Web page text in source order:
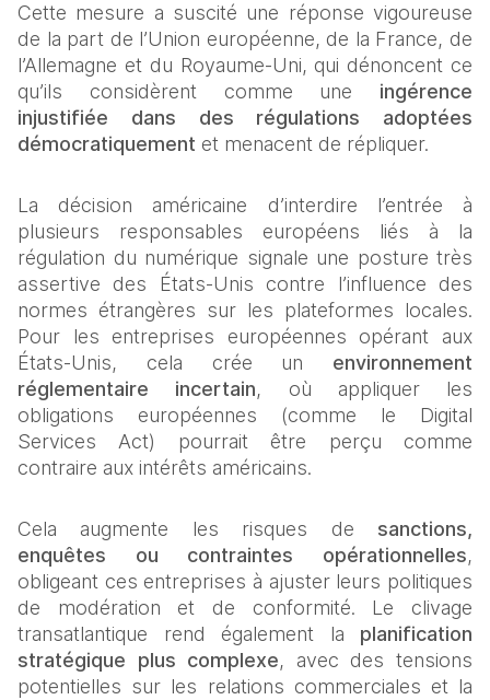
Cette mesure a suscité une réponse vigoureuse
de la part de l’Union européenne, de la France, de
l’Allemagne et du Royaume‑Uni, qui dénoncent ce
qu’ils considèrent comme une ingérence
injustifiée dans des régulations adoptées
démocratiquement et menacent de répliquer.
La décision américaine d’interdire l’entrée à
plusieurs responsables européens liés à la
régulation du numérique signale une posture très
assertive des États-Unis contre l’influence des
normes étrangères sur les plateformes locales.
Pour les entreprises européennes opérant aux
États-Unis, cela crée un environnement
réglementaire incertain, où appliquer les
obligations européennes (comme le Digital
Services Act) pourrait être perçu comme
contraire aux intérêts américains.
Cela augmente les risques de sanctions,
enquêtes ou contraintes opérationnelles,
obligeant ces entreprises à ajuster leurs politiques
de modération et de conformité. Le clivage
transatlantique rend également la planification
stratégique plus complexe, avec des tensions
potentielles sur les relations commerciales et la